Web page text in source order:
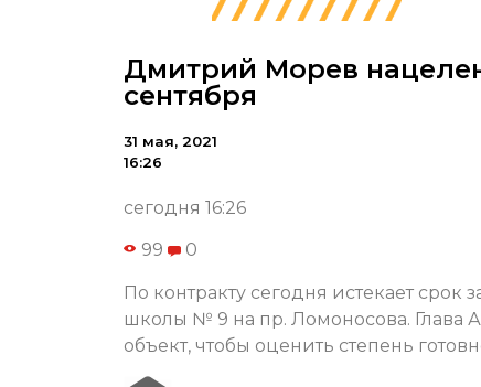
Дмитрий Морев
сентября
31 мая, 2021
16:26
сегодня 16:26
99 0
По контракту сегодня истекает
школы № 9 на пр. Ломоносова. Глава
объект, чтобы оценить степень